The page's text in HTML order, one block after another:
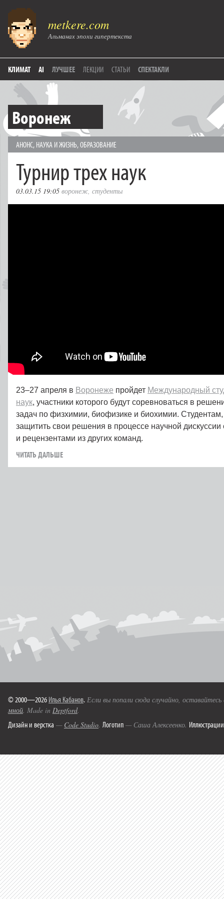
metkere.com
Альманах эпохи гипертекста
КЛИМАТ AI ЛУЧШЕЕ ЛЕКЦИИ СТАТЬИ СПЕКТАКЛИ
Воронеж
АНОНС, НАУКА И ЖИЗНЬ,ОБРАЗОВАНИЕ
Турнир трех наук
03.03.15 19:05 воронеж, студенты
23–27 апреля в Воронеже пройдет Международный
наук, участники которого будут соревноваться в
задач по физхимии, биофизике и биохимии. Студентам,
защитить свои решения в процессе научной
и рецензентами из других команд.
ЧИТАТЬ ДАЛЬШЕ
© 2000—2026 Илья Кабанов. Если вы попали сюда случайно,
мной. Made in Deptford.
Дизайн и верстка — Code Studio. Логотип — Саша Алексеенко. Иллюстрации